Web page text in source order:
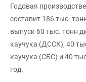
Годовая
составит 186 тыс.
выпуск 60 тыс. тонн
каучука (ДССК), 40
каучука (СБС) и 40
год.